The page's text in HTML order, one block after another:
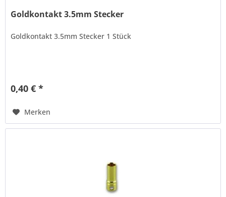
Goldkontakt 3.5mm Stecker
Goldkontakt 3.5mm Stecker 1 Stück
0,40 € *
Merken